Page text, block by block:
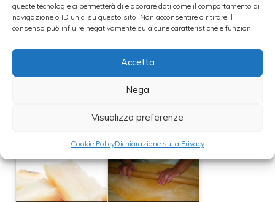
queste tecnologie ci permetterà di elaborare dati come il comportamento di
navigazione o ID unici su questo sito. Non acconsentire o ritirare il
consenso può influire negativamente su alcune caratteristiche e funzioni.
Accetta
Nega
Visualizza preferenze
Cookie PolicyDichiarazione sulla Privacy
Natale, il gioco è fatto.
Leggi anche:
Dolci alberelli di
per bambini
per i bambini